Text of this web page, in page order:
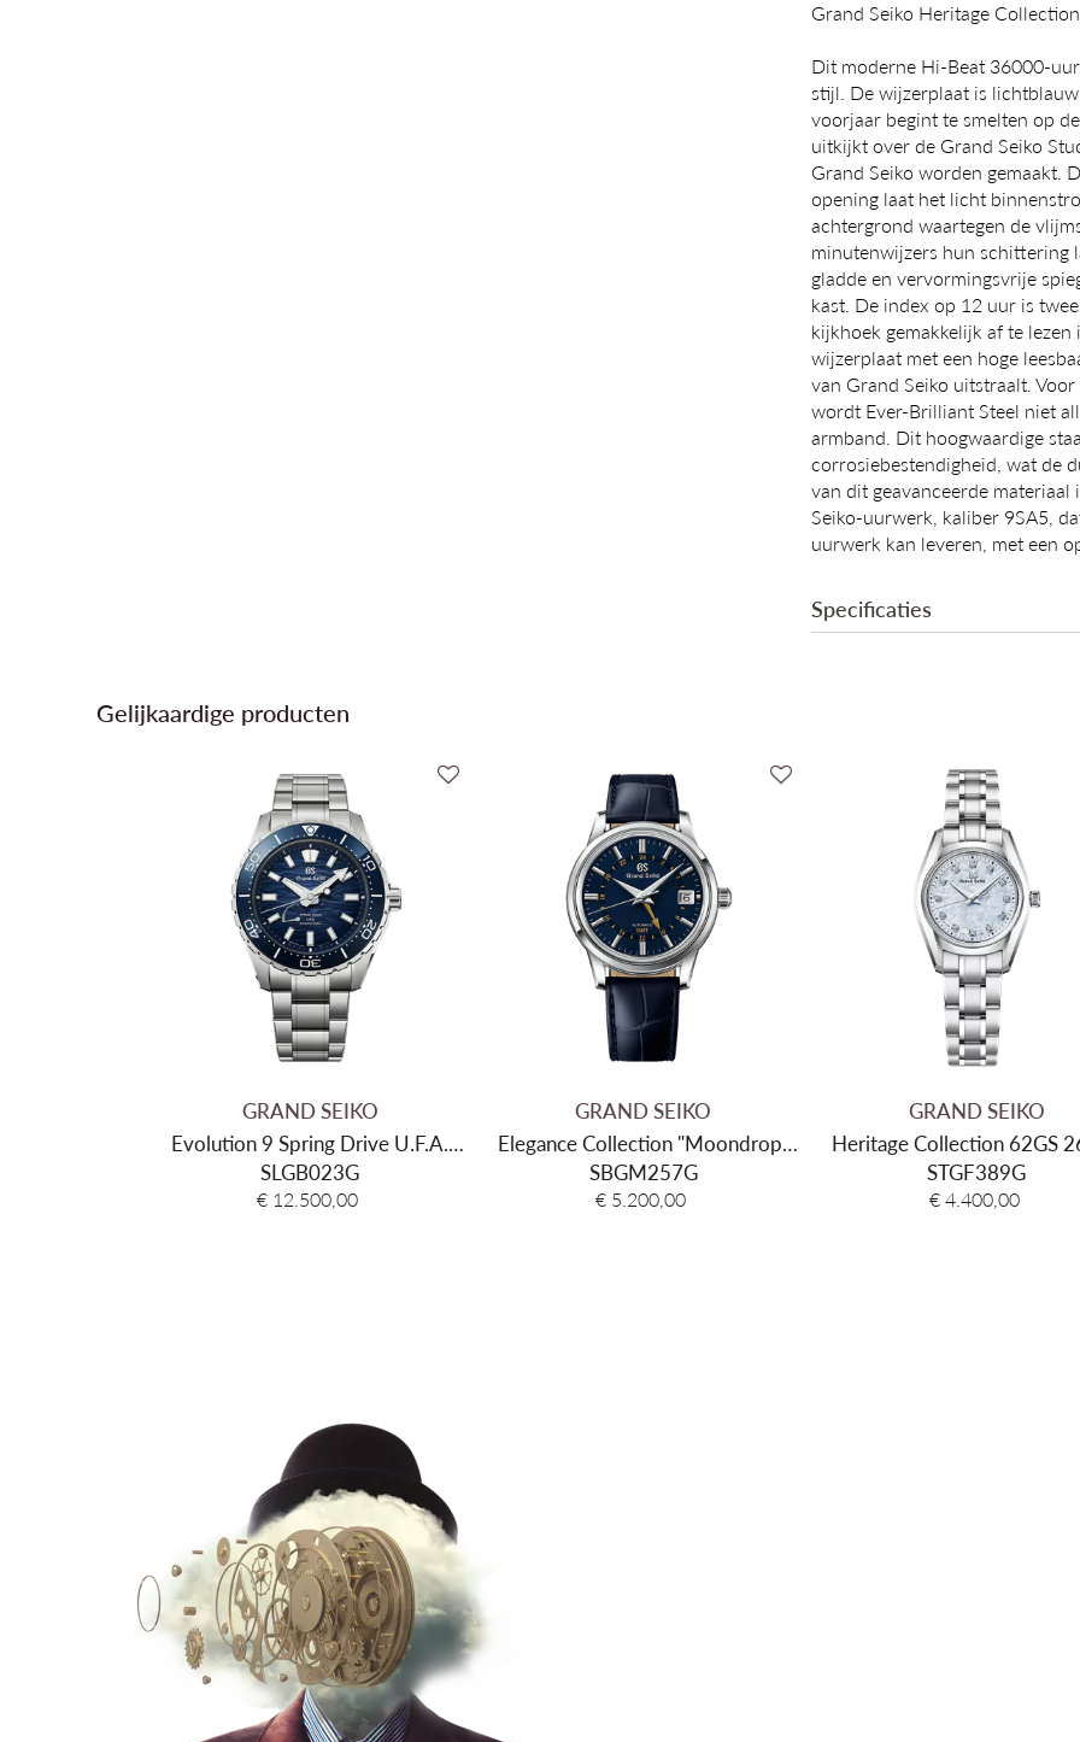
Grand Seiko Heritage
Dit moderne Hi-Beat 36000-
stijl. De wijzerplaat is
voorjaar begint te smelten op
uitkijkt over de Grand Seiko
Grand Seiko worden gemaakt.
opening laat het licht
achtergrond waartegen de
minutenwijzers hun schittering
gladde en vervormingsvrije
kast. De index op 12 uur is
kijkhoek gemakkelijk af te
wijzerplaat met een hoge
van Grand Seiko uitstraalt.
wordt Ever-Brilliant Steel niet
armband. Dit hoogwaardige
corrosiebestendigheid, wat de
van dit geavanceerde
Seiko-uurwerk, kaliber 9SA5,
uurwerk kan leveren, met een
Specificaties
Materiaal kast
Materiaal armband
Kleur band
Gelijkaardige producten
GRAND SEIKO
Evolution 9 Spring Drive U.F.A.
'Ushio 300'
SLGB023G
€ 12.500,00
GRAND SEIKO
Elegance Collection "Moondrop"
GMT
SBGM257G
€ 5.200,00
GRAND SEIKO
Heritage Collection 62GS
STGF389G
€ 4.400,00